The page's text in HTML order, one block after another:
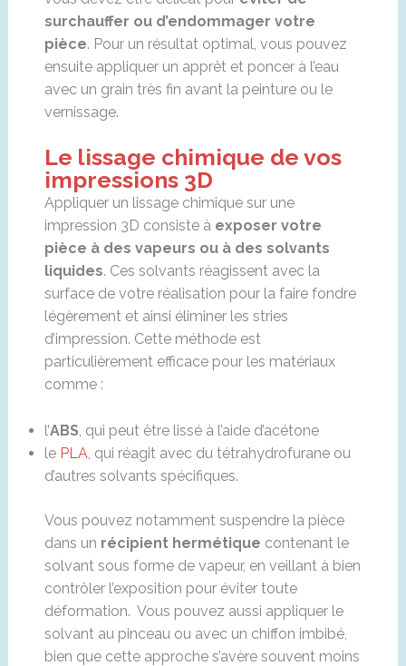
surchauffer ou d’endommager votre
pièce. Pour un résultat optimal, vous pouvez
ensuite appliquer un apprêt et poncer à l’eau
avec un grain très fin avant la peinture ou le
vernissage.
Le lissage chimique de vos
impressions 3D
Appliquer un lissage chimique sur une
impression 3D consiste à exposer votre
pièce à des vapeurs ou à des solvants
liquides. Ces solvants réagissent avec la
surface de votre réalisation pour la faire fondre
légèrement et ainsi éliminer les stries
d’impression. Cette méthode est
particulièrement efficace pour les matériaux
comme :
l’ABS, qui peut être lissé à l’aide d’acétone
le PLA, qui réagit avec du tétrahydrofurane ou
d’autres solvants spécifiques.
Vous pouvez notamment suspendre la pièce
dans un récipient hermétique contenant le
solvant sous forme de vapeur, en veillant à bien
contrôler l’exposition pour éviter toute
déformation. Vous pouvez aussi appliquer le
solvant au pinceau ou avec un chiffon imbibé,
bien que cette approche s’avère souvent moins